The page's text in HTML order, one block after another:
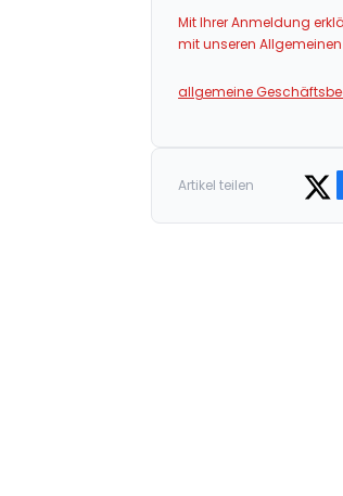
Mit Ihrer Anmeldung
mit unseren Allgemeinen
allgemeine
Artikel teilen